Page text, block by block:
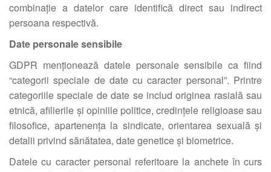
combinație a datelor care identifică direct sau indirect
persoana respectivă.
Date personale sensibile
GDPR menționează datele personale sensibile ca fiind
“categorii speciale de date cu caracter personal”. Printre
categoriile speciale de date se includ originea rasială sau
etnică, afilierile și opiniile politice, credințele religioase sau
filosofice, apartenența la sindicate, orientarea sexuală și
detalii privind sănătatea, date genetice și biometrice.
Datele cu caracter personal referitoare la anchete în curs